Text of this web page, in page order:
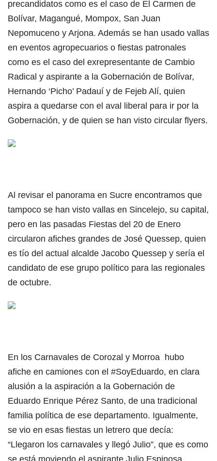
precandidatos como es el caso de El Carmen de
Bolívar, Magangué, Mompox, San Juan
Nepomuceno y Arjona. Además se han usado vallas
en eventos agropecuarios o fiestas patronales
como es el caso del exrepresentante de Cambio
Radical y aspirante a la Gobernación de Bolívar,
Hernando ‘Picho’ Padauí y de Fejeb Alí, quien
aspira a quedarse con el aval liberal para ir por la
Gobernación, y de quien se han visto circular flyers.
Al revisar el panorama en Sucre encontramos que
tampoco se han visto vallas en Sincelejo, su capital,
pero en las pasadas Fiestas del 20 de Enero
circularon afiches grandes de José Quessep, quien
es tío del actual alcalde Jacobo Quessep y sería el
candidato de ese grupo político para las regionales
de octubre.
En los Carnavales de Corozal y Morroa hubo
afiche en camiones con el #SoyEduardo, en clara
alusión a la aspiración a la Gobernación de
Eduardo Enrique Pérez Santo, de una tradicional
familia política de ese departamento. Igualmente,
se vio en esas fiestas un letrero que decía:
“Llegaron los carnavales y llegó Julio”, que es como
se está moviendo el aspirante Julio Espinosa,